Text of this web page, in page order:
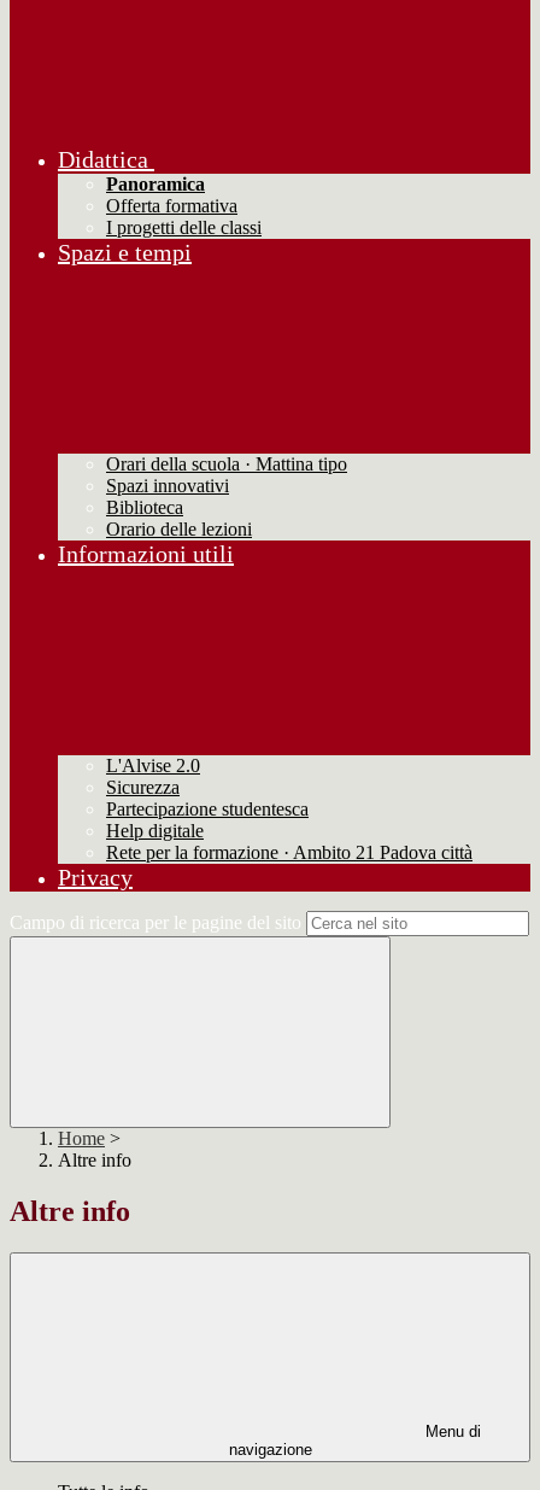
Didattica
Panoramica
Offerta formativa
I progetti delle classi
Spazi e tempi
Orari della scuola · Mattina tipo
Spazi innovativi
Biblioteca
Orario delle lezioni
Informazioni utili
L'Alvise 2.0
Sicurezza
Partecipazione studentesca
Help digitale
Rete per la formazione · Ambito 21 Padova città
Privacy
Campo di ricerca per le pagine del sito
Home >
Altre info
Altre info
Menu di
navigazione